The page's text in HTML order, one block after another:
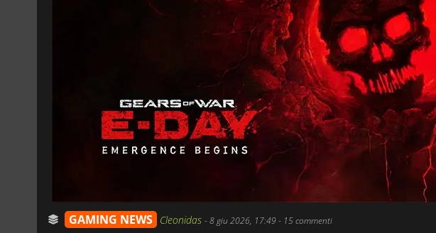
GAMING NEWS Cleonidas -8 giu 2026, 17:49- 15 commenti